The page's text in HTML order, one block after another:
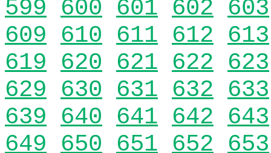
599 600 601 602 603
609 610 611 612 613
619 620 621 622 623
629 630 631 632 633
639 640 641 642 643
649 650 651 652 653